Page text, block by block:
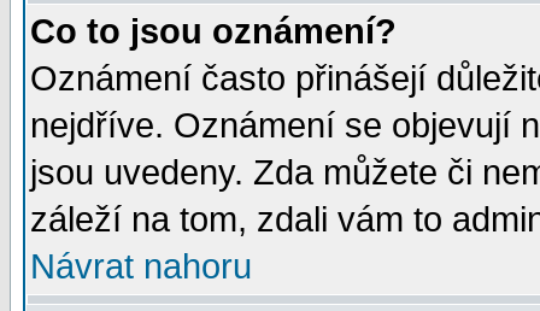
Co to jsou oznámení?
Oznámení často přinášejí
nejdříve. Oznámení se objevují
jsou uvedeny. Zda můžete či
záleží na tom, zdali vám to
Návrat nahoru